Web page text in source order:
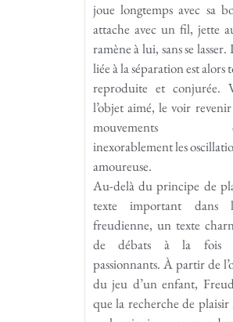
joue longtemps avec sa
attache avec un fil, jette
ramène à lui, sans se
liée à la séparation est alors
reproduite et conjurée.
l’objet aimé, le voir
mouvements
inexorablement les
amoureuse.
Au-delà du principe de
texte important dans
freudienne, un texte
de débats à la fois
passionnants. À partir de
du jeu d’un enfant,
que la recherche de plaisir